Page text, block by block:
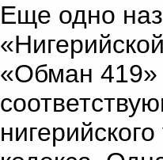
Еще одно
«Обман